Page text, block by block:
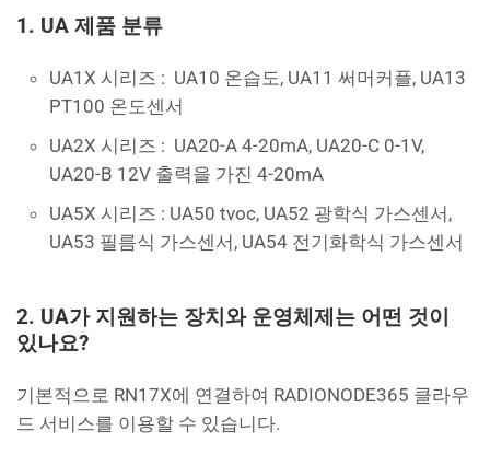
1. UA 제품 분류
UA1X 시리즈 : UA10 온습도, UA11 써머커플, UA13
PT100 온도센서
UA2X 시리즈 : UA20-A 4-20mA, UA20-C 0-1V,
UA20-B 12V 출력을 가진 4-20mA
UA5X 시리즈 : UA50 tvoc, UA52 광학식 가스센서,
UA53 필름식 가스센서, UA54 전기화학식 가스센서
2. UA가 지원하는 장치와 운영체제는 어떤 것이
있나요?
기본적으로 RN17X에 연결하여 RADIONODE365 클라우
드 서비스를 이용할 수 있습니다.